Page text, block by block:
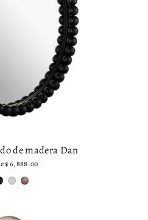
de madera Dan
$ 6,888.00